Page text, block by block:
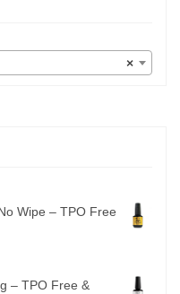
×
Wipe – TPO Free
– TPO Free &